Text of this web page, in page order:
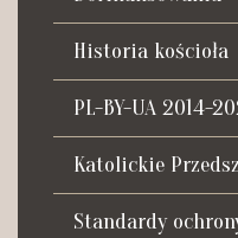
i św.
07-
e-mail:rkosk@op.pl;
Historia kościoła
PL-BY-UA 2014-
Katolickie
Standardy